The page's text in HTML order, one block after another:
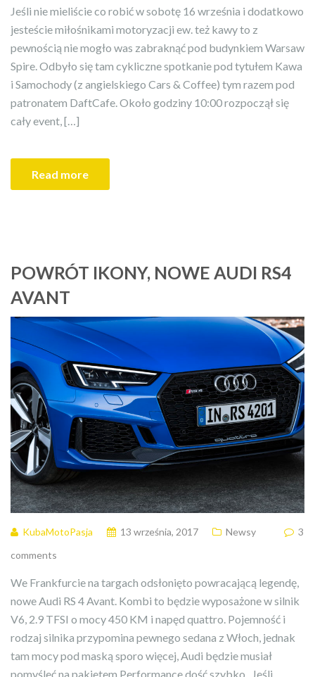
Jeśli nie mieliście co robić w sobotę 16 września i dodatkowo
jesteście miłośnikami motoryzacji ew. też kawy to z
pewnością nie mogło was zabraknąć pod budynkiem Warsaw
Spire. Odbyło się tam cykliczne spotkanie pod tytułem Kawa
i Samochody (z angielskiego Cars & Coffee) tym razem pod
patronatem DaftCafe. Około godziny 10:00 rozpoczął się
cały event, […]
Read more
POWRÓT IKONY, NOWE AUDI RS4
AVANT
KubaMotoPasja 13 września, 2017 Newsy
3
comments
We Frankfurcie na targach odsłonięto powracającą legendę,
nowe Audi RS 4 Avant. Kombi to będzie wyposażone w silnik
V6, 2.9 TFSI o mocy 450 KM i napęd quattro. Pojemność i
rodzaj silnika przypomina pewnego sedana z Włoch, jednak
tam mocy pod maską sporo więcej, Audi będzie musiał
pomyśleć na pakietem Performance dość szybko.. Jeśli